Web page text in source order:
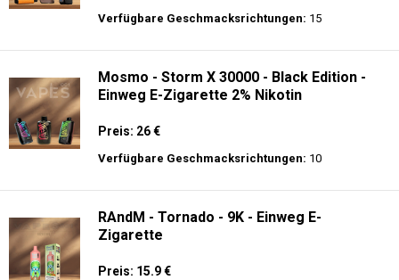
Verfügbare Geschmacksrichtungen: 15
Mosmo - Storm X 30000 - Black Edition -
Einweg E-Zigarette 2% Nikotin
Preis: 26 €
Verfügbare Geschmacksrichtungen: 10
RAndM - Tornado - 9K - Einweg E-
Zigarette
Preis: 15.9 €